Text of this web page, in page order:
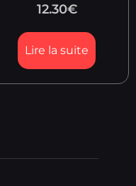
12.30€
Lire la suite